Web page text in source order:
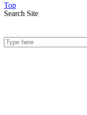
Search Site
Top